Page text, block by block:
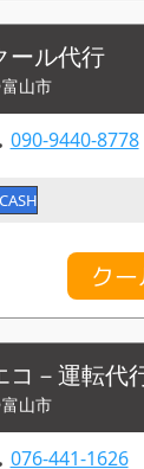
ール代行
富山市
090-9440-8778
CASH
ク
コ－運転代
富山市
076-441-1626